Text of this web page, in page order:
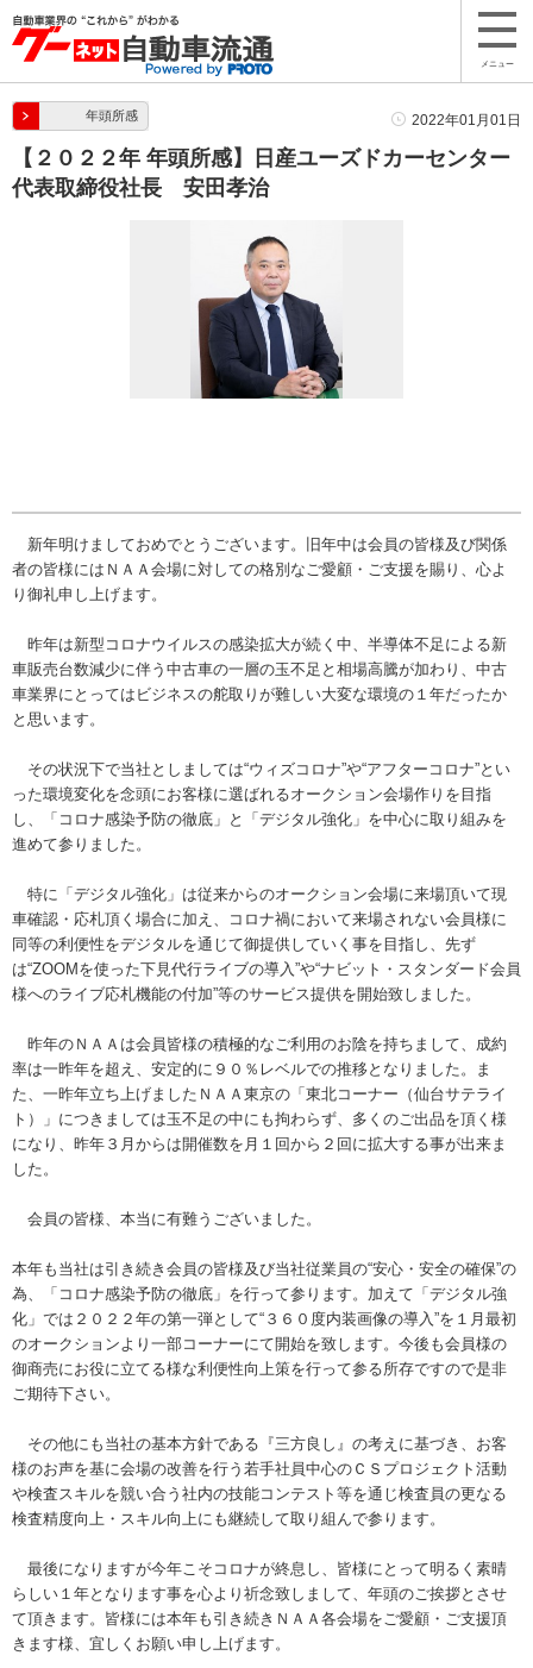
メニュー
年頭所感 2022年01月01日
【２０２２年 年頭所感】日産ユーズドカーセンター
代表取締役社長 安田孝治
新年明けましておめでとうございます。旧年中は会員の皆様及び関係
者の皆様にはＮＡＡ会場に対しての格別なご愛顧・ご支援を賜り、心よ
り御礼申し上げます。
昨年は新型コロナウイルスの感染拡大が続く中、半導体不足による新
車販売台数減少に伴う中古車の一層の玉不足と相場高騰が加わり、中古
車業界にとってはビジネスの舵取りが難しい大変な環境の１年だったか
と思います。
その状況下で当社としましては“ウィズコロナ”や“アフターコロナ”とい
った環境変化を念頭にお客様に選ばれるオークション会場作りを目指
し、「コロナ感染予防の徹底」と「デジタル強化」を中心に取り組みを
進めて参りました。
特に「デジタル強化」は従来からのオークション会場に来場頂いて現
車確認・応札頂く場合に加え、コロナ禍において来場されない会員様に
同等の利便性をデジタルを通じて御提供していく事を目指し、先ず
は“ZOOMを使った下見代行ライブの導入”や“ナビット・スタンダード会員
様へのライブ応札機能の付加”等のサービス提供を開始致しました。
昨年のＮＡＡは会員皆様の積極的なご利用のお陰を持ちまして、成約
率は一昨年を超え、安定的に９０％レベルでの推移となりました。ま
た、一昨年立ち上げましたＮＡＡ東京の「東北コーナー（仙台サテライ
ト）」につきましては玉不足の中にも拘わらず、多くのご出品を頂く様
になり、昨年３月からは開催数を月１回から２回に拡大する事が出来ま
した。
会員の皆様、本当に有難うございました。
本年も当社は引き続き会員の皆様及び当社従業員の“安心・安全の確保”の
為、「コロナ感染予防の徹底」を行って参ります。加えて「デジタル強
化」では２０２２年の第一弾として“３６０度内装画像の導入”を１月最初
のオークションより一部コーナーにて開始を致します。今後も会員様の
御商売にお役に立てる様な利便性向上策を行って参る所存ですので是非
ご期待下さい。
その他にも当社の基本方針である『三方良し』の考えに基づき、お客
様のお声を基に会場の改善を行う若手社員中心のＣＳプロジェクト活動
や検査スキルを競い合う社内の技能コンテスト等を通じ検査員の更なる
検査精度向上・スキル向上にも継続して取り組んで参ります。
最後になりますが今年こそコロナが終息し、皆様にとって明るく素晴
らしい１年となります事を心より祈念致しまして、年頭のご挨拶とさせ
て頂きます。皆様には本年も引き続きＮＡＡ各会場をご愛顧・ご支援頂
きます様、宜しくお願い申し上げます。